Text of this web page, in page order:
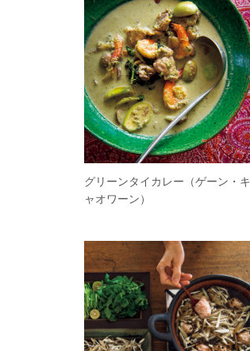
グリーンタイカレー（ゲーン・キ
ャオワーン）